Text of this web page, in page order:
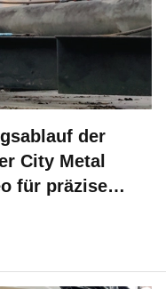
der
City Metal
für präzise